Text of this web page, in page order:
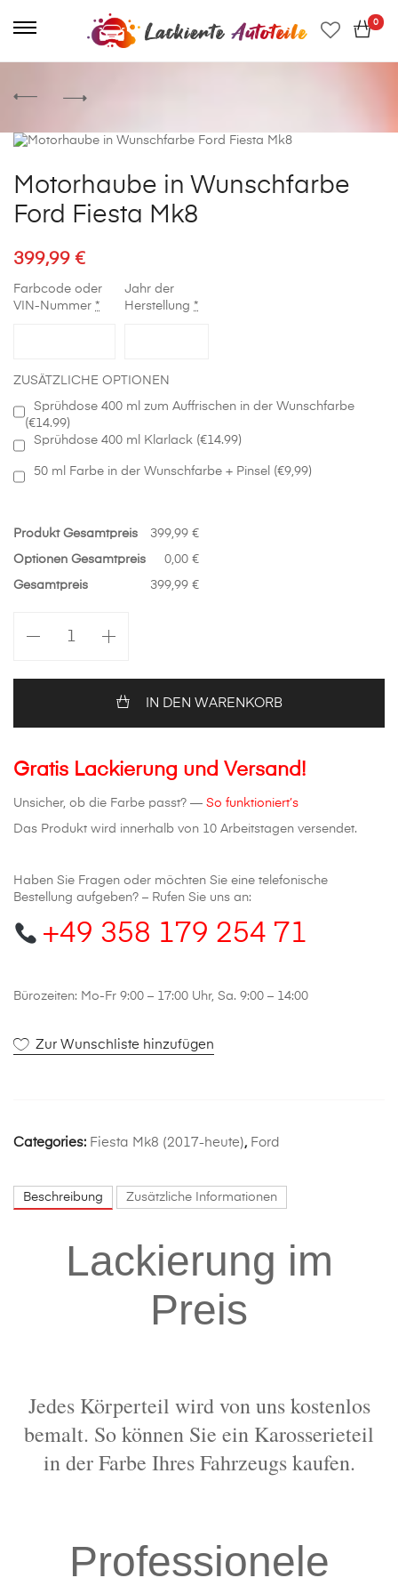
0
Motorhaube in Wunschfarbe
Ford Fiesta Mk8
399,99 €
Farbcode oder
VIN-Nummer *
Jahr der
Herstellung *
ZUSÄTZLICHE OPTIONEN
Sprühdose 400 ml zum Auffrischen in der Wunschfarbe
(€14.99)
Sprühdose 400 ml Klarlack (€14.99)
50 ml Farbe in der Wunschfarbe + Pinsel (€9,99)
Produkt Gesamtpreis 399,99 €
Optionen Gesamtpreis 0,00 €
Gesamtpreis 399,99 €
IN DEN WARENKORB
Gratis Lackierung und Versand!
Unsicher, ob die Farbe passt? — So funktioniert’s
Das Produkt wird innerhalb von 10 Arbeitstagen versendet.
Haben Sie Fragen oder möchten Sie eine telefonische
Bestellung aufgeben? – Rufen Sie uns an:
+49 358 179 254 71
Bürozeiten: Mo-Fr 9:00 – 17:00 Uhr, Sa. 9:00 – 14:00
Zur Wunschliste hinzufügen
Categories: Fiesta Mk8 (2017-heute), Ford
Beschreibung Zusätzliche Informationen
Lackierung im
Preis
Jedes Körperteil wird von uns kostenlos
bemalt. So können Sie ein Karosserieteil
in der Farbe Ihres Fahrzeugs kaufen.
Professionele